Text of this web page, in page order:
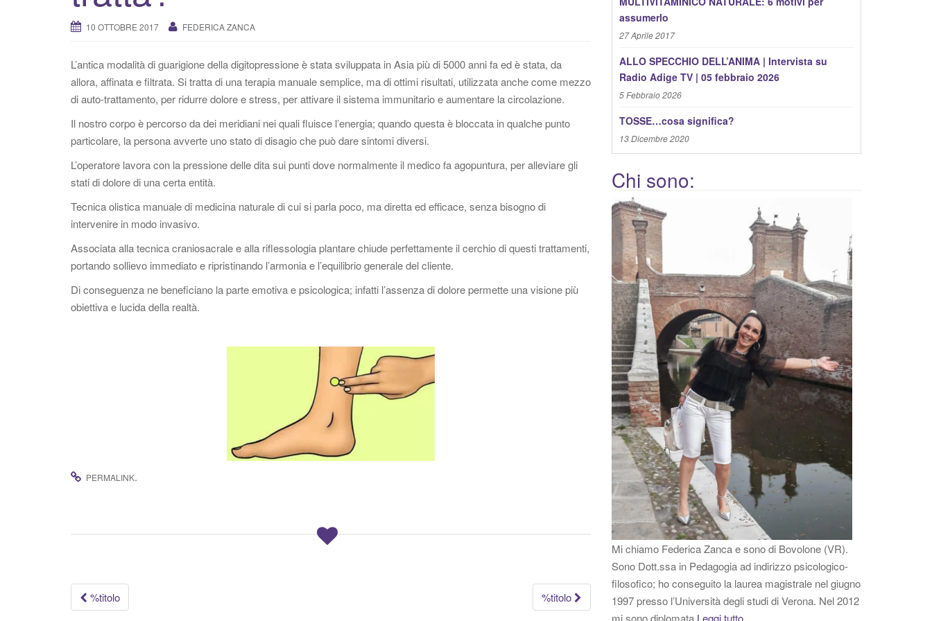
10 OTTOBRE 2017 FEDERICA ZANCA
L’antica modalità di guarigione della digitopressione è stata sviluppata in Asia più di 5000 anni fa ed è stata, da
allora, affinata e filtrata. Si tratta di una terapia manuale semplice, ma di ottimi risultati, utilizzata anche come mezzo
di auto-trattamento, per ridurre dolore e stress, per attivare il sistema immunitario e aumentare la circolazione.
Il nostro corpo è percorso da dei meridiani nei quali fluisce l’energia; quando questa è bloccata in qualche punto
particolare, la persona avverte uno stato di disagio che può dare sintomi diversi.
L’operatore lavora con la pressione delle dita sui punti dove normalmente il medico fa agopuntura, per alleviare gli
stati di dolore di una certa entità.
Tecnica olistica manuale di medicina naturale di cui si parla poco, ma diretta ed efficace, senza bisogno di
intervenire in modo invasivo.
Associata alla tecnica craniosacrale e alla riflessologia plantare chiude perfettamente il cerchio di questi trattamenti,
portando sollievo immediato e ripristinando l’armonia e l’equilibrio generale del cliente.
Di conseguenza ne beneficiano la parte emotiva e psicologica; infatti l’assenza di dolore permette una visione più
obiettiva e lucida della realtà.
PERMALINK.
Navigazione
%titolo %titolo
assumerlo
27 Aprile 2017
ALLO SPECCHIO DELL’ANIMA | Intervista su
Radio Adige TV | 05 febbraio 2026
5 Febbraio 2026
TOSSE…cosa significa?
13 Dicembre 2020
Chi sono:
Mi chiamo Federica Zanca e sono di Bovolone (VR).
Sono Dott.ssa in Pedagogia ad indirizzo psicologico-
filosofico; ho conseguito la laurea magistrale nel giugno
1997 presso l’Università degli studi di Verona. Nel 2012
mi sono diplomata Leggi tutto